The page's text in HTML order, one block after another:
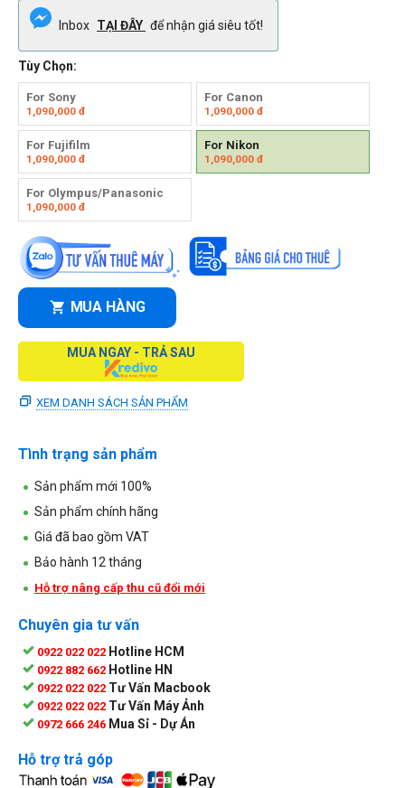
Inbox TẠI ĐÂY để nhận giá siêu tốt!
Tùy Chọn:
For Sony
1,090,000 đ
For Canon
1,090,000đ
For Fujifilm
1,090,000 đ
For Nikon
1,090,000đ
For Olympus/Panasonic
1,090,000 đ
MUA HÀNG
MUA NGAY - TRẢ SAU
XEM DANH SÁCH SẢN PHẨM
Tình trạng sản phẩm
Sản phẩm mới 100%
Sản phẩm chính hãng
Giá đã bao gồm VAT
Bảo hành 12 tháng
Hỗ trợ nâng cấp thu cũ đổi mới
Chuyên gia tư vấn
0922 022 022 Hotline HCM
0922 882 662 Hotline HN
0922 022 022 Tư Vấn Macbook
0922 022 022 Tư Vấn Máy Ảnh
0972 666 246 Mua Sỉ - Dự Án
Hỗ trợ trả góp